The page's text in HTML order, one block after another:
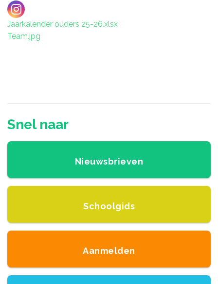
Jaarkalender ouders 25-26.xlsx
Team.jpg
Snel naar
Nieuwsbrieven
Schoolgids
Aanmelden